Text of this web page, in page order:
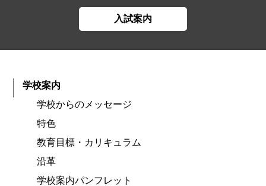
入試案内
学校案内
学校からのメッセージ
特色
教育目標・カリキュラム
沿革
学校案内パンフレット